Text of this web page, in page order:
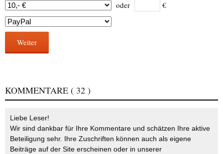
oder €
Weiter
KOMMENTARE ( 32 )
Liebe Leser!
Wir sind dankbar für Ihre Kommentare und schätzen Ihre aktive
Beteiligung sehr. Ihre Zuschriften können auch als eigene
Beiträge auf der Site erscheinen oder in unserer